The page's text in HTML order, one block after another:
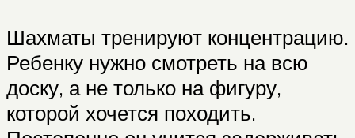
Шахматы тренируют концентрацию.
Ребенку нужно смотреть на всю
доску, а не только на фигуру,
которой хочется походить.